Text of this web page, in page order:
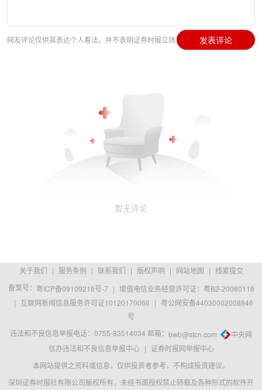
网友评论仅供其表达个人看法，并不表明证券时报立场 发表评论
暂无评论
关于我们 | 服务条例 | 联系我们 | 版权声明 | 网站地图 | 线索提交
备案号： 粤ICP备09109218号-7 | 增值电信业务经营许可证：粤B2-20080118
| 互联网新闻信息服务许可证10120170066 | 粤公网安备44030002008846
号
违法和不良信息举报电话：0755-83514034 邮箱： bwb@stcn.com
中央网
信办违法和不良信息举报中心 | 证券时报网举报中心
本网站提供之资料或信息，仅供投资者参考，不构成投资建议。
深圳证券时报社有限公司版权所有，未经书面授权禁止转载及各种形式的软件开